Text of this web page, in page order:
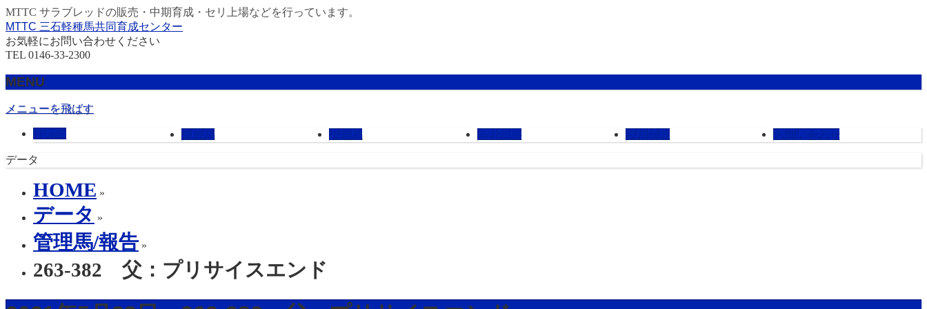
MTTC サラブレッドの販売・中期育成・セリ上場などを行っています。
MTTC 三石軽種馬共同育成センター
お気軽にお問い合わせください
TEL 0146-33-2300
MENU
メニューを飛ばす
HOME 販売馬 管理馬 会社概要 採用情報 お問い合わせ
データ
HOME »
データ »
管理馬/報告 »
263-382 父：プリサイスエンド